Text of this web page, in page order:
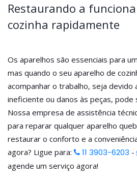
Restaurando a
cozinha rapidamente
Os aparelhos são essenciais para
mas quando o seu aparelho de
acompanhar o trabalho, seja devido
ineficiente ou danos às peças,
Nossa empresa de assistência
para reparar qualquer aparelho
restaurar o conforto e a
agora? Ligue para:
11 3903-6203 -
agende um serviço agora!